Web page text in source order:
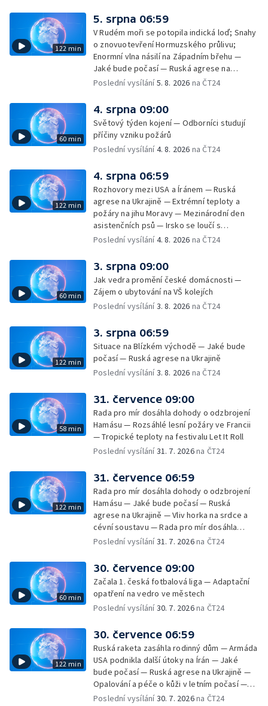
na dovolené v zahraničí; Platby a výběry na
dovolené v zahraničí — Těžba léčivé rašeliny
u Malé Morávky
122 min
5. srpna 06:59
V Rudém moři se potopila indická loď; Snahy
o znovuotevření Hormuzského průlivu;
Enormní vlna násilí na Západním břehu —
Jaké bude počasí — Ruská agrese na
Ukrajině — Vliv veder na lidské orgány — Při
— Třem obcím na Brněnsku dočasně došla
pitná voda — SP v orientačním běhu v Česku
— Horko a požáry sužují Evropu — Rybářský
příměstský tábor
Poslední vysílání5. 8. 2026 na ČT24
60 min
4. srpna 09:00
Světový týden kojení — Odborníci studují
příčiny vzniku požárů
Poslední vysílání4. 8. 2026 na ČT24
122 min
4. srpna 06:59
Rozhovory mezi USA a Íránem — Ruská
agrese na Ukrajině — Extrémní teploty a
požáry na jihu Moravy — Mezinárodní den
asistenčních psů — Irsko se loučí s
hudebníkem Glenem Hansardem
Poslední vysílání4. 8. 2026 na ČT24
60 min
3. srpna 09:00
Jak vedra promění české domácnosti —
Zájem o ubytování na VŠ kolejích
Poslední vysílání3. 8. 2026 na ČT24
122 min
3. srpna 06:59
Situace na Blízkém východě — Jaké bude
počasí — Ruská agrese na Ukrajině
Poslední vysílání3. 8. 2026 na ČT24
58 min
31. července 09:00
Rada pro mír dosáhla dohody o odzbrojení
Hamásu — Rozsáhlé lesní požáry ve Francii
— Tropické teploty na festivalu Let It Roll
Poslední vysílání31. 7. 2026na ČT24
122 min
31. července 06:59
Rada pro mír dosáhla dohody o odzbrojení
Hamásu — Jaké bude počasí — Ruská
agrese na Ukrajině — Vliv horka na srdce a
cévní soustavu — Rada pro mír dosáhla
dohody o odzbrojení Hamásu — Dokument
začíná výplata superdávky — Tropické
teploty zatěžují i volně žijící zvířata
Poslední vysílání31. 7. 2026na ČT24
60 min
30. července 09:00
Začala 1. česká fotbalová liga — Adaptační
opatření na vedro ve městech
Poslední vysílání30. 7. 2026na ČT24
122 min
30. července 06:59
Ruská raketa zasáhla rodinný dům — Armáda
USA podnikla další útoky na Írán — Jaké
bude počasí — Ruská agrese na Ukrajině —
Opalování a péče o kůži v letním počasí —
Filmové premiéry — Komedie Dovolená v
Poslední vysílání30. 7. 2026na ČT24